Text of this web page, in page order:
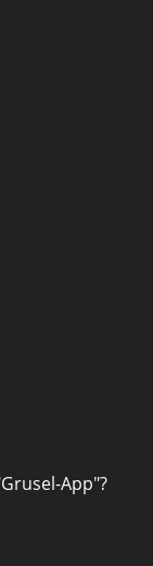
App"?